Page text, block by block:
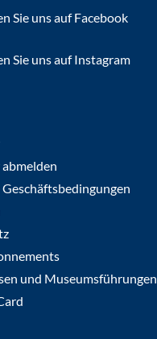
Sie uns auf Facebook
Sie uns auf Instagram
und Museumsführungen